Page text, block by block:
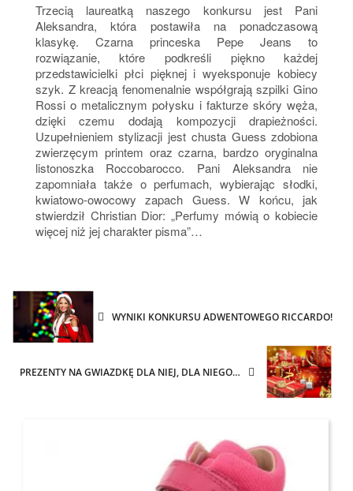
Trzecią laureatką naszego konkursu jest Pani
Aleksandra, która postawiła na ponadczasową
klasykę. Czarna princeska Pepe Jeans to
rozwiązanie, które podkreśli piękno każdej
przedstawicielki płci pięknej i wyeksponuje kobiecy
szyk. Z kreacją fenomenalnie współgrają szpilki Gino
Rossi o metalicznym połysku i fakturze skóry węża,
dzięki czemu dodają kompozycji drapieżności.
Uzupełnieniem stylizacji jest chusta Guess zdobiona
zwierzęcym printem oraz czarna, bardzo oryginalna
listonoszka Roccobarocco. Pani Aleksandra nie
zapomniała także o perfumach, wybierając słodki,
kwiatowo-owocowy zapach Guess. W końcu, jak
stwierdził Christian Dior: „Perfumy mówią o kobiecie
więcej niż jej charakter pisma”…
WYNIKI KONKURSU ADWENTOWEGO RICCARDO!
PREZENTY NA GWIAZDKĘ DLA NIEJ, DLA NIEGO…